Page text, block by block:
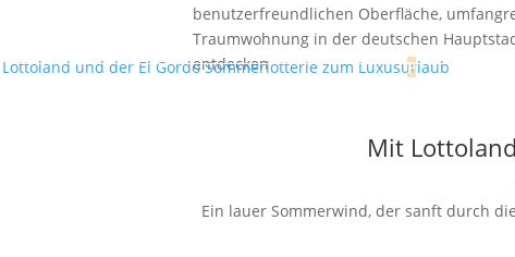
benutzerfreundlichen Oberfläche,
Traumwohnung in der deutschen
entdecken
Mit
Ein lauer Sommerwind, der sanft durch